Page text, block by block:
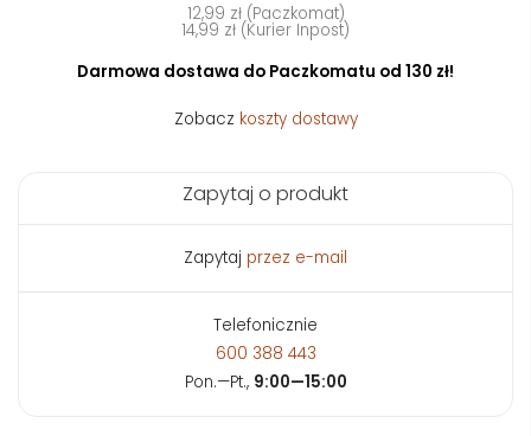
12,99 zł (Paczkomat)
14,99 zł (Kurier Inpost)
Darmowa dostawa do Paczkomatu od 130 zł!
Zobacz koszty dostawy
Zapytaj o produkt
Zapytaj przez e-mail
Telefonicznie
600 388 443
Pon.—Pt., 9:00—15:00